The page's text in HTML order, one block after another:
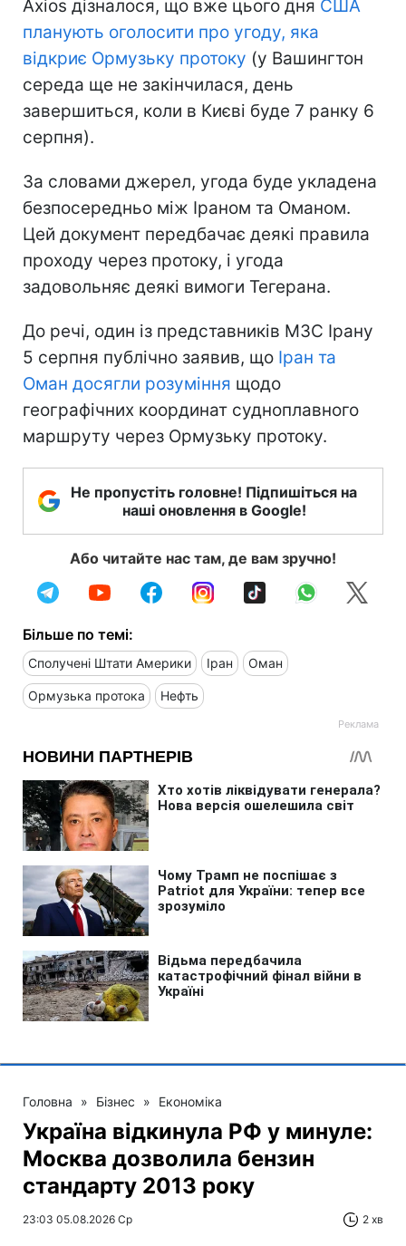
Axios дізналося, що вже цього дня США
планують оголосити про угоду, яка
відкриє Ормузьку протоку (у Вашингтон
середа ще не закінчилася, день
завершиться, коли в Києві буде 7 ранку 6
серпня).
За словами джерел, угода буде укладена
безпосередньо між Іраном та Оманом.
Цей документ передбачає деякі правила
проходу через протоку, і угода
задовольняє деякі вимоги Тегерана.
До речі, один із представників МЗС Ірану
5 серпня публічно заявив, що Іран та
Оман досягли розуміння щодо
географічних координат судноплавного
маршруту через Ормузьку протоку.
Не пропустіть головне! Підпишіться на
наші оновлення в Google!
Або читайте нас там, де вам зручно!
Більше по темі:
Сполучені Штати Америки Іран Оман
Ормузька протока Нефть
Головна » Бізнес » Економіка
Україна відкинула РФ у минуле:
Москва дозволила бензин
стандарту 2013 року
23:03 05.08.2026 Ср 2 хв